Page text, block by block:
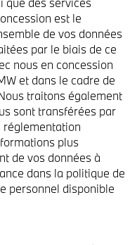
est le
de vos données
par le biais de ce
nous en concession
et dans le cadre de
traitons également
sont transférées par
réglementation
plus
de vos données à
dans la politique de
personnel disponible